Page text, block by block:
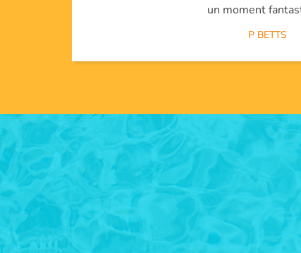
un moment
P BETTS